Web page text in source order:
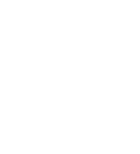
Nouveau
única de principios del
y motivos botánicos